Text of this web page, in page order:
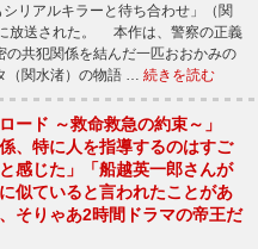
リアルキラーと待ち合わせ」（関
放送された。 本作は、警察の正義
の共犯関係を結んだ一匹おおかみの
（関水渚）の物語 … 続きを読む
ロード ～救命救急の約束～」
係、特に人を指導するのはすご
感じた」「船越英一郎さんが
に似ていると言われたことがあ
そりゃあ2時間ドラマの帝王だ